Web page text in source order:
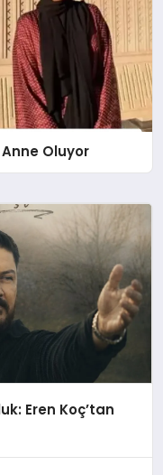
Anne Oluyor
Eren Koç’tan